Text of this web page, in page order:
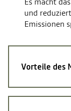
und
Emissionen
Vorteile des